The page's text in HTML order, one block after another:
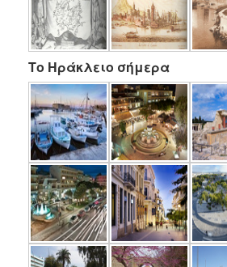
Το Ηράκλειο σήμερα